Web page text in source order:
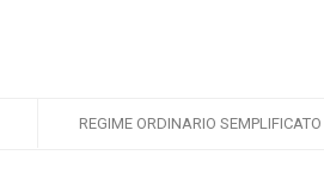
REGIME ORDINARIO SEMPLIFICATO